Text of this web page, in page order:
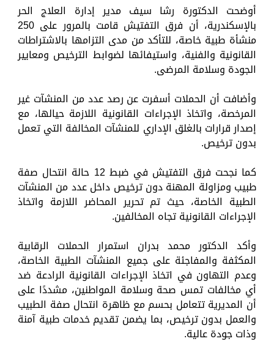
أوضحت الدكتورة رشا سيف مدير إدارة العلاج الحر
بالإسكندرية، أن فرق التفتيش قامت بالمرور على 250
منشأة طبية خاصة، للتأكد من مدى التزامها بالاشتراطات
القانونية والفنية، واستيفائها لضوابط الترخيص ومعايير
الجودة وسلامة المرضى.
وأضافت أن الحملات أسفرت عن رصد عدد من المنشآت غير
المرخصة، واتخاذ الإجراءات القانونية اللازمة حيالها، مع
إصدار قرارات بالغلق الإداري للمنشآت المخالفة التي تعمل
بدون ترخيص.
كما نجحت فرق التفتيش في ضبط 12 حالة انتحال صفة
طبيب ومزاولة المهنة دون ترخيص داخل عدد من المنشآت
الطبية الخاصة، حيث تم تحرير المحاضر اللازمة واتخاذ
الإجراءات القانونية تجاه المخالفين.
وأكد الدكتور محمد بدران استمرار الحملات الرقابية
المكثفة والمفاجئة على جميع المنشآت الطبية الخاصة،
وعدم التهاون في اتخاذ الإجراءات القانونية الرادعة ضد
أي مخالفات تمس صحة وسلامة المواطنين، مشددًا على
أن المديرية تتعامل بحسم مع ظاهرة انتحال صفة الطبيب
والعمل بدون ترخيص، بما يضمن تقديم خدمات طبية آمنة
وذات جودة عالية.